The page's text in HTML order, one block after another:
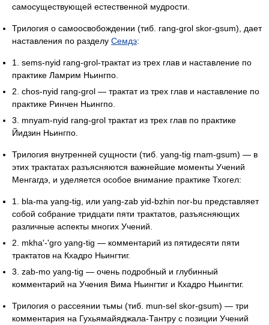
самосуществующей естественной мудрости.
Трилогия о самоосвобождении (тиб. rang-grol skor-gsum), дает
наставления по разделу Семдэ:
1. sems-nyid rang-grol-трактат из трех глав и наставление по
практике Ламрим Ньингпо.
2. chos-nyid rang-grol — трактат из трех глав и наставление по
практике Ринчен Ньингпо.
3. mnyam-nyid rang-grol трактат из трех глав по практике
Йидзин Ньингпо.
Трилогия внутренней сущности (тиб. yang-tig rnam-gsum) — в
этих трактатах разъясняются важнейшие моменты Учений
Менгагдэ, и уделяется особое внимание практике Тхогел:
1. blа-mа yang-tig, или yang-zab уіd-bzhin nor-bu представляет
собой собрание тридцати пяти трактатов, разъясняющих
различные аспекты многих Учений.
2. mkha'-'gro yang-tig — комментарий из пятидесяти пяти
трактатов на Кхадро Ньингтиг.
3. zab-mo yang-tig — очень подробный и глубинный
комментарий на Учения Вима Ньингтиг и Кхадро Ньингтиг.
Трилогия о рассеянии тьмы (тиб. mun-sel skor-gsum) — три
комментария на Гухьямайяджала-Тантру с позиции Учений